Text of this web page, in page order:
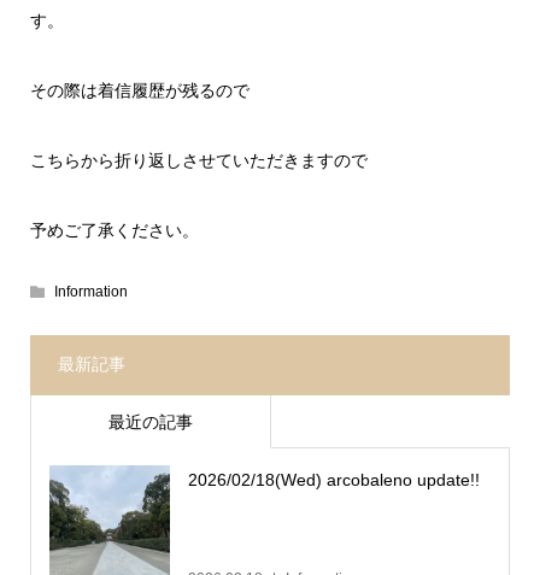
す。
その際は着信履歴が残るので
こちらから折り返しさせていただきますので
予めご了承ください。
Information
最新記事
最近の記事
2026/02/18(Wed) arcobaleno update!!